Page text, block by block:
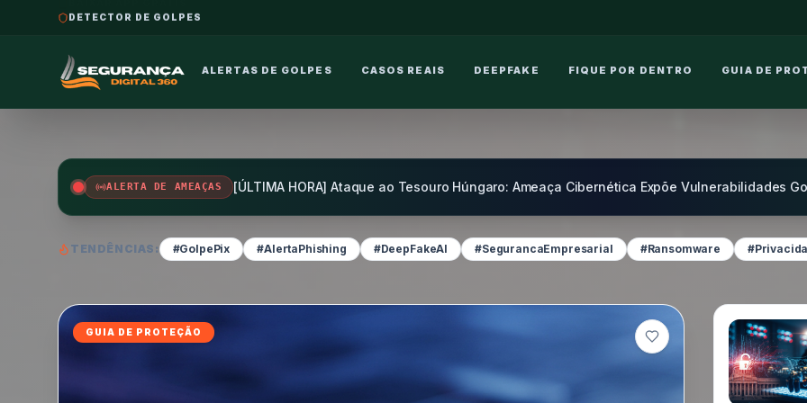
DETECTOR DE GOLPES
ALERTAS DE GOLPES CASOS REAIS DEEPFAKE FIQUE POR DENTRO GUIA DE
ALERTA DE AMEAÇAS
TENDÊNCIAS: #GolpePix #AlertaPhishing #DeepFakeAI #SegurancaEmpresarial #Ransomware
PARA EMPRESAS